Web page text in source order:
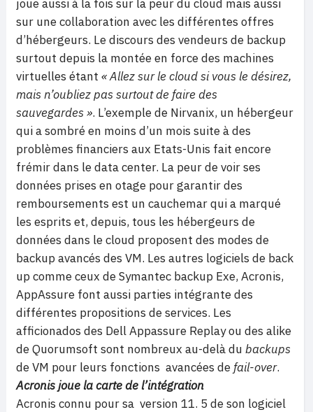
joue aussi à la fois sur la peur du cloud mais aussi
sur une collaboration avec les différentes offres
d’hébergeurs. Le discours des vendeurs de backup
surtout depuis la montée en force des machines
virtuelles étant « Allez sur le cloud si vous le désirez,
mais n’oubliez pas surtout de faire des
sauvegardes ». L’exemple de Nirvanix, un hébergeur
qui a sombré en moins d’un mois suite à des
problèmes financiers aux Etats-Unis fait encore
frémir dans le data center. La peur de voir ses
données prises en otage pour garantir des
remboursements est un cauchemar qui a marqué
les esprits et, depuis, tous les hébergeurs de
données dans le cloud proposent des modes de
backup avancés des VM. Les autres logiciels de back
up comme ceux de Symantec backup Exe, Acronis,
AppAssure font aussi parties intégrante des
différentes propositions de services. Les
afficionados des Dell Appassure Replay ou des alike
de Quorumsoft sont nombreux au-delà du backups
de VM pour leurs fonctions avancées de fail-over.
Acronis joue la carte de l’intégration
Acronis connu pour sa version 11. 5 de son logiciel